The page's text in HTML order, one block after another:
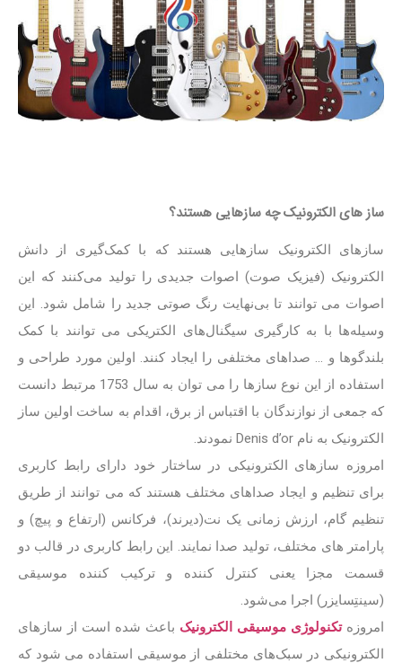
ساز های الکترونیک چه سازهایی هستند؟
سازهای الکترونیک سازهایی هستند که با کمک‌گیری از دانش
الکترونیک (فیزیک صوت) اصوات جدیدی را تولید می‌کنند که این
اصوات می توانند تا بی‌نهایت رنگ صوتی جدید را شامل شود. این
وسیله‌ها با به کارگیری سیگنال‌های الکتریکی می توانند با کمک
بلندگوها و … صداهای مختلفی را ایجاد کنند. اولین مورد طراحی و
استفاده از این نوع سازها را می توان به سال 1753 مرتبط دانست
که جمعی از نوازندگان با اقتباس از برق، اقدام به ساخت اولین ساز
الکترونیک به نام Denis d’or نمودند.
امروزه سازهای الکترونیکی در ساختار خود دارای رابط کاربری
برای تنظیم و ایجاد صداهای مختلف هستند که می توانند از طریق
تنظیم گام، ارزش زمانی یک نت(دیرند)، فرکانس (ارتفاع و پیچ) و
پارامتر های مختلف، تولید صدا نمایند. این رابط کاربری در قالب دو
قسمت مجزا یعنی کنترل کننده و ترکیب کننده موسیقی
(سینتِسایزر) اجرا می‌شود.
امروزهتکنولوژی موسیقی الکترونیک باعث شده است از سازهای
الکترونیکی در سبک‌های مختلفی از موسیقی استفاده می شود که